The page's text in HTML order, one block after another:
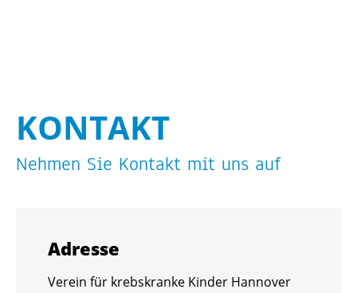
KON­TAKT
Neh­men Sie Kon­takt mit uns auf
Adres­se
Ver­ein für krebs­kran­ke Kin­der Han­no­ver